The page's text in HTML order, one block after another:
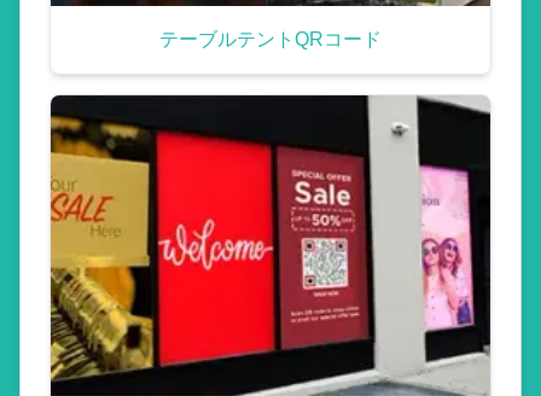
テーブルテントQRコード